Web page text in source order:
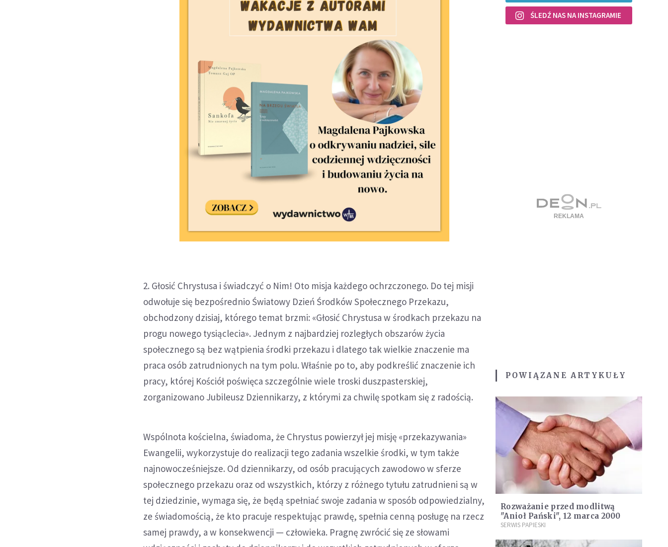
2. Głosić Chrystusa i świadczyć o Nim! Oto misja każdego ochrzczonego. Do tej misji
odwołuje się bezpośrednio Światowy Dzień Środków Społecznego Przekazu,
obchodzony dzisiaj, którego temat brzmi: «Głosić Chrystusa w środkach przekazu na
progu nowego tysiąclecia». Jednym z najbardziej rozległych obszarów życia
społecznego są bez wątpienia środki przekazu i dlatego tak wielkie znaczenie ma
praca osób zatrudnionych na tym polu. Właśnie po to, aby podkreślić znaczenie ich
pracy, której Kościół poświęca szczególnie wiele troski duszpasterskiej,
zorganizowano Jubileusz Dziennikarzy, z którymi za chwilę spotkam się z radością.
Wspólnota kościelna, świadoma, że Chrystus powierzył jej misję «przekazywania»
Ewangelii, wykorzystuje do realizacji tego zadania wszelkie środki, w tym także
najnowocześniejsze. Od dziennikarzy, od osób pracujących zawodowo w sferze
społecznego przekazu oraz od wszystkich, którzy z różnego tytułu zatrudnieni są w
tej dziedzinie, wymaga się, że będą spełniać swoje zadania w sposób odpowiedzialny,
ze świadomością, że kto pracuje respektując prawdę, spełnia cenną posługę na rzecz
samej prawdy, a w konsekwencji — człowieka. Pragnę zwrócić się ze słowami
ŚLEDŹ NAS NA INSTAGRAMIE
POWIĄZANE ARTYKUŁY
Rozważanie przed modlitwą
"Anioł Pański", 12 marca 2000
SERWIS PAPIESKI